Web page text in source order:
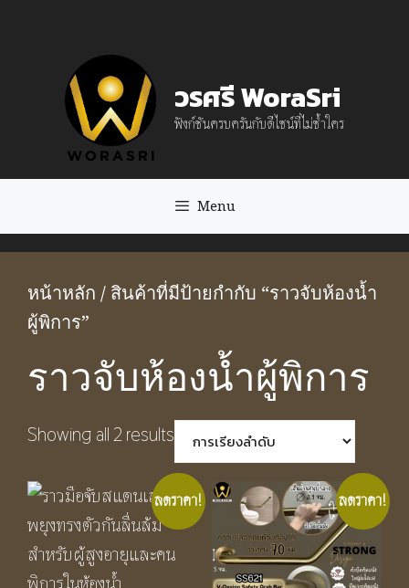
วรศรี WoraSri
ฟังก์ชันครบครันกับดีไซน์ที่ไม่ซ้ำใคร
Menu
หน้าหลัก / สินค้าที่มีป้ายกำกับ “ราวจับห้องน้ำ
ผู้พิการ”
ราวจับห้องน้ำผู้พิการ
Showing all 2 results
ลดราคา! ลดราคา!